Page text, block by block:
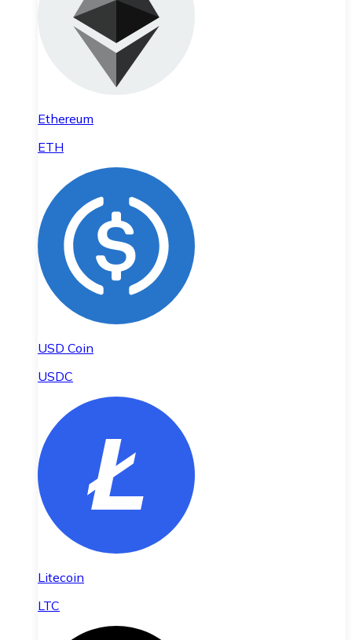
Ethereum
ETH
USD Coin
USDC
Litecoin
LTC